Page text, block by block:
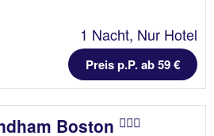
1 Nacht, Nur Hotel
Preis p.P. ab 59 €
Boston